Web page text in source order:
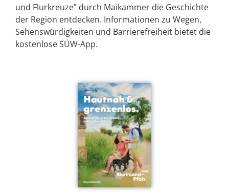
und Flurkreuze” durch Maikammer die Geschichte
der Region entdecken. Informationen zu Wegen,
Sehenswürdigkeiten und Barrierefreiheit bietet die
kostenlose SÜW-App.